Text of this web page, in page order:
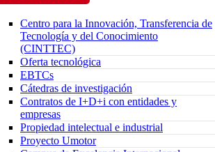
Centro para la Innovación, Transferencia de
Tecnología y del Conocimiento
(CINTTEC)
Oferta tecnológica
EBTCs
Cátedras de investigación
Contratos de I+D+i con entidades y
empresas
Propiedad intelectual e industrial
Proyecto Umotor